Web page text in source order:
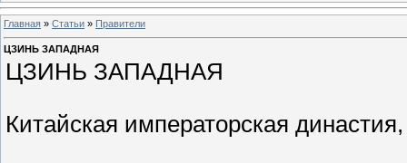
Главная » Статьи » Правители
ЦЗИНЬ ЗАПАДНАЯ
ЦЗИНЬ ЗАПАДНАЯ
Китайская императорская